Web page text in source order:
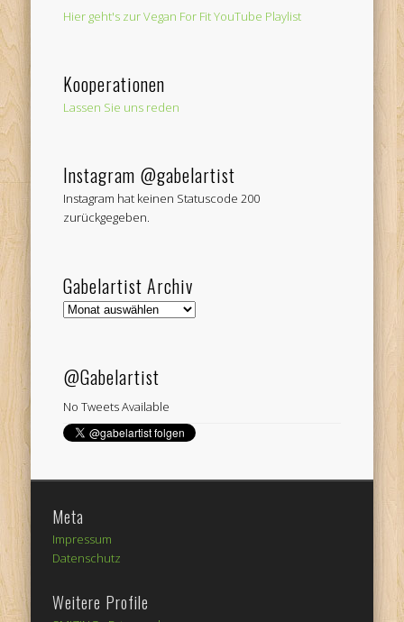
Hier geht's zur Vegan For Fit YouTube Playlist
Kooperationen
Lassen Sie uns reden
Instagram @gabelartist
Instagram hat keinen Statuscode 200
zurückgegeben.
Gabelartist Archiv
Gabelartist
@Gabelartist
No Tweets Available
Meta
Impressum
Datenschutz
Weitere Profile